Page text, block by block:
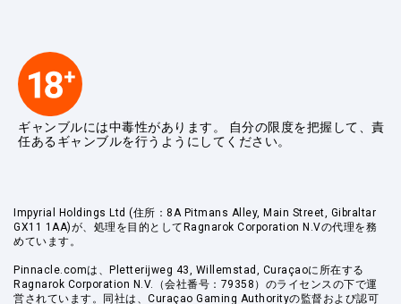
ギャンブルには中毒性があります。 自分の限度を把握して、責
任あるギャンブルを行うようにしてください。
Impyrial Holdings Ltd (住所：8A Pitmans Alley, Main Street, Gibraltar
GX11 1AA)が、処理を目的としてRagnarok Corporation N.Vの代理を務
めています。
Pinnacle.comは、Pletterijweg 43, Willemstad, Curaçaoに所在する
Ragnarok Corporation N.V.（会社番号：79358）のライセンスの下で運
営されています。同社は、Curaçao Gaming Authorityの監督および認可